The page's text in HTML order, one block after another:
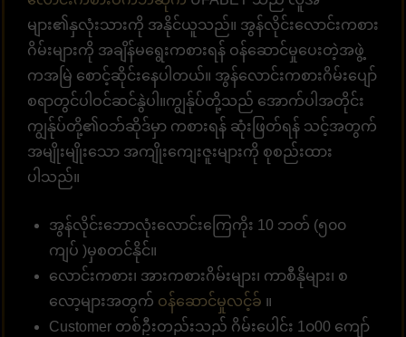
များ၏နှလုံးသားကို အနိုင်ယူသည်။ အွန်လိုင်းလောင်းကစား
ဂိမ်းများကို အချိန်မရွေးကစားရန် ဝန်ဆောင်မှုပေးတဲ့အဖွဲ့
ကအမြဲ စောင့်ဆိုင်းနေပါတယ်။ အွန်လောင်းကစားဂိမ်းပျော်
စရာတွင်ပါဝင်ဆင်နွဲပါ။ကျွန်ုပ်တို့သည် အောက်ပါအတိုင်း
ကျွန်ုပ်တို့၏ဝဘ်ဆိုဒ်မှာ ကစားရန် ဆုံးဖြတ်ရန် သင့်အတွက်
အမျိုးမျိုးသော အကျိုးကျေးဇူးများကို စုစည်းထား
ပါသည်။
အွန်လိုင်းဘောလုံးလောင်းကြေကိုး 10 ဘတ် (၅၀၀
ကျပ် )မှစတင်နိုင်။
လောင်းကစား၊ အားကစားဂိမ်းများ၊ ကာစီနိုများ၊ စ
လော့များအတွက် ဝန်ဆောင်မှုလင့်ခ် ။
Customer တစ်ဦးတည်းသည် ဂိမ်းပေါင်း 1၀00 ကျော်